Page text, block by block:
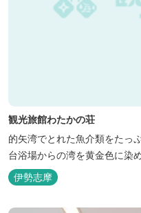
観光旅館わたかの荘
的矢湾でとれた魚介類をたっ
台浴場からの湾を黄金色に染
伊勢志摩